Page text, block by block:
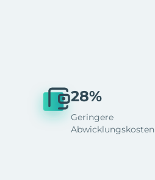
28%
Geringere
Abwicklungskosten